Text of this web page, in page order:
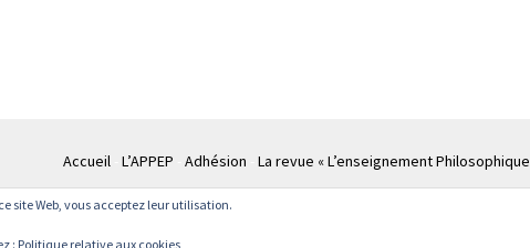
Accueil L’APPEP Adhésion La revue « L’enseignement
© APPEP Mentions légales
site Web, vous acceptez leur utilisation.
: Politique relative aux cookies